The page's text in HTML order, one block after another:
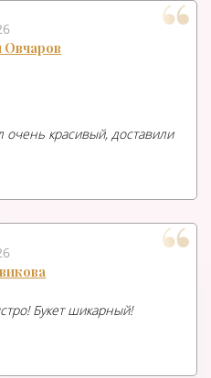
очень красивый, доставили
Букет шикарный!